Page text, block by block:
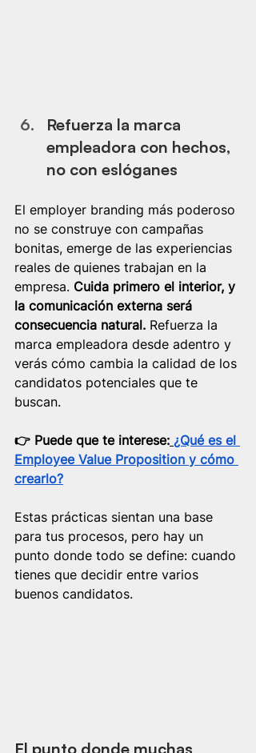
Refuerza la marca
empleadora con hechos,
no con eslóganes
El employer branding más poderoso
no se construye con campañas
bonitas, emerge de las experiencias
reales de quienes trabajan en la
empresa. Cuida primero el interior, y
la comunicación externa será
consecuencia natural. Refuerza la
marca empleadora desde adentro y
verás cómo cambia la calidad de los
candidatos potenciales que te
buscan.
👉​ Puede que te interese: ¿Qué es el
Employee Value Proposition y cómo
crearlo?
Estas prácticas sientan una base
para tus procesos, pero hay un
punto donde todo se define: cuando
tienes que decidir entre varios
buenos candidatos.
El punto donde muchas